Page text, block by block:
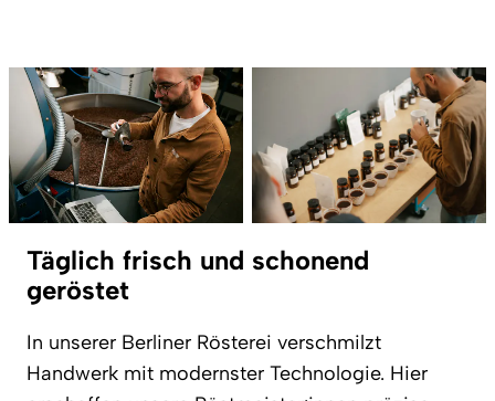
Täglich frisch und schonend
geröstet
In unserer Berliner Rösterei verschmilzt
Handwerk mit modernster Technologie. Hier